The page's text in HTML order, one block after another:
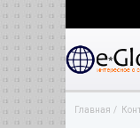
Главная